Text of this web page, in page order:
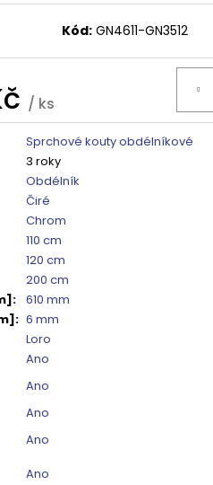
Kód: GN4611-GN3512
/ ks
Sprchové kouty obdélníkové
3 roky
Obdélník
Čiré
Chrom
110 cm
120 cm
200 cm
: 610 mm
: 6 mm
Loro
Ano
Ano
Ano
Ano
Ano
Kč
20 990 Kč